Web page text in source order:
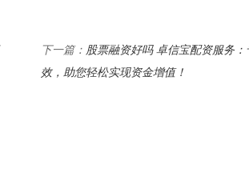
下一篇： 股票融资好吗 卓信宝配资服务
效，助您轻松实现资金增值！